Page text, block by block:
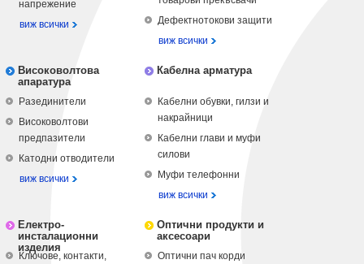
напрежение
виж всички
Дефектнотокови защити
виж всички
Високоволтова
апаратура
Разединители
Високоволтови
предпазители
Катодни отводители
виж всички
Кабелна арматура
Кабелни обувки, гилзи и
накрайници
Кабелни глави и муфи
силови
Муфи телефонни
виж всички
Електро-
инсталационни
изделия
Ключове, контакти,
Оптични продукти и
аксесоари
Оптични пач корди